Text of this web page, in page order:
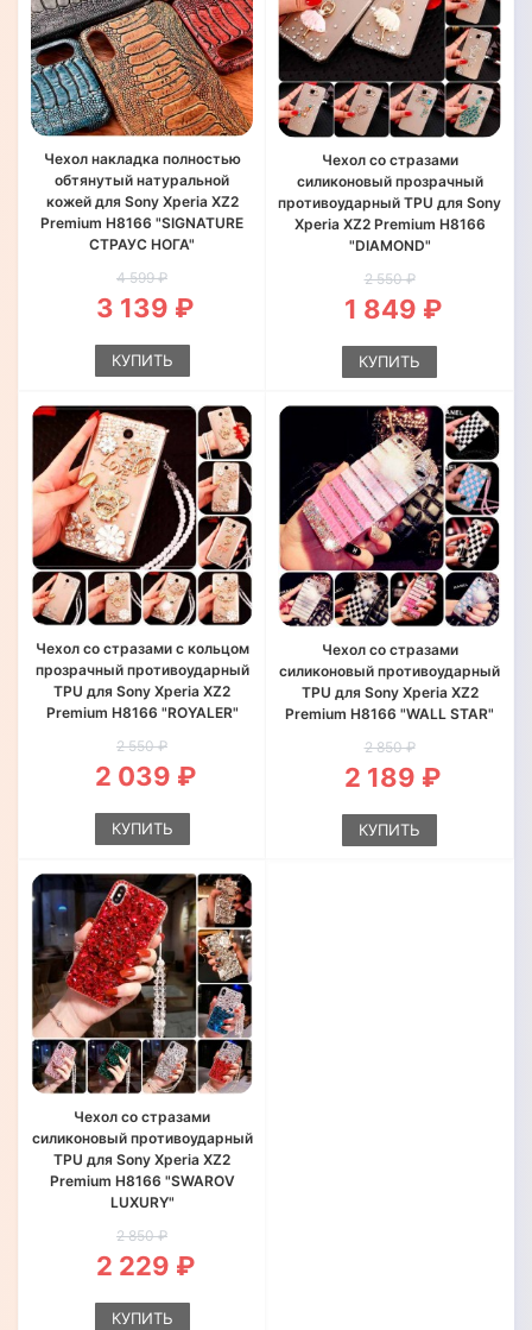
Чехол накладка полностью
обтянутый натуральной
кожей для Sony Xperia XZ2
Premium H8166 "SIGNATURE
СТРАУС НОГА"
4 599 ₽
3 139 ₽
КУПИТЬ
Чехол со стразами
силиконовый прозрачный
противоударный TPU для Sony
Xperia XZ2 Premium H8166
"DIAMOND"
2 550 ₽
1 849 ₽
КУПИТЬ
Чехол со стразами с кольцом
прозрачный противоударный
TPU для Sony Xperia XZ2
Premium H8166 "ROYALER"
2 550 ₽
2 039 ₽
КУПИТЬ
Чехол со стразами
силиконовый противоударный
TPU для Sony Xperia XZ2
Premium H8166 "WALL STAR"
2 850 ₽
2 189 ₽
КУПИТЬ
Чехол со стразами
силиконовый противоударный
TPU для Sony Xperia XZ2
Premium H8166 "SWAROV
LUXURY"
2 850 ₽
2 229 ₽
КУПИТЬ